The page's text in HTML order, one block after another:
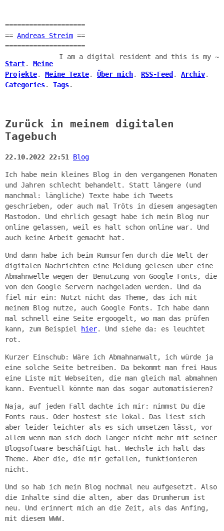
====================
== Andreas Streim ==
====================
I am a digital resident and this is my ~
Start. Meine
Projekte. Meine Texte. Über mich. RSS-Feed . Archiv.
Categories. Tags.
Zurück in meinem digitalen
Tagebuch
22.10.2022 22:51 Blog
Ich habe mein kleines Blog in den vergangenen Monaten
und Jahren schlecht behandelt. Statt längere (und
manchmal: längliche) Texte habe ich Tweets
geschrieben, oder auch mal Tröts in diesem angesagten
Mastodon. Und ehrlich gesagt habe ich mein Blog nur
online gelassen, weil es halt schon online war. Und
auch keine Arbeit gemacht hat.
Und dann habe ich beim Rumsurfen durch die Welt der
digitalen Nachrichten eine Meldung gelesen über eine
Abmahnwelle wegen der Benutzung von Google Fonts, die
von den Google Servern nachgeladen werden. Und da
fiel mir ein: Nutzt nicht das Theme, das ich mit
meinem Blog nutze, auch Google Fonts. Ich habe dann
mal schnell eine Seite ergoogelt, wo man das prüfen
kann, zum Beispiel
hier. Und siehe da: es leuchtet
rot.
Kurzer Einschub: Wäre ich Abmahnanwalt, ich würde ja
eine solche Seite betreiben. Da bekommt man frei Haus
eine Liste mit Webseiten, die man gleich mal abmahnen
kann. Eventuell könnte man das sogar automatisieren?
Naja, auf jeden Fall dachte ich mir: nimmst Du die
Fonts raus. Oder hostest sie lokal. Das liest sich
aber leider leichter als es sich umsetzen lässt, vor
allem wenn man sich doch länger nicht mehr mit seiner
Blogsoftware beschäftigt hat. Wechsle ich halt das
Theme. Aber die, die mir gefallen, funktionieren
nicht.
Und so hab ich mein Blog nochmal neu aufgesetzt. Also
die Inhalte sind die alten, aber das Drumherum ist
neu. Und erinnert mich an die Zeit, als das Anfing,
mit diesem WWW.